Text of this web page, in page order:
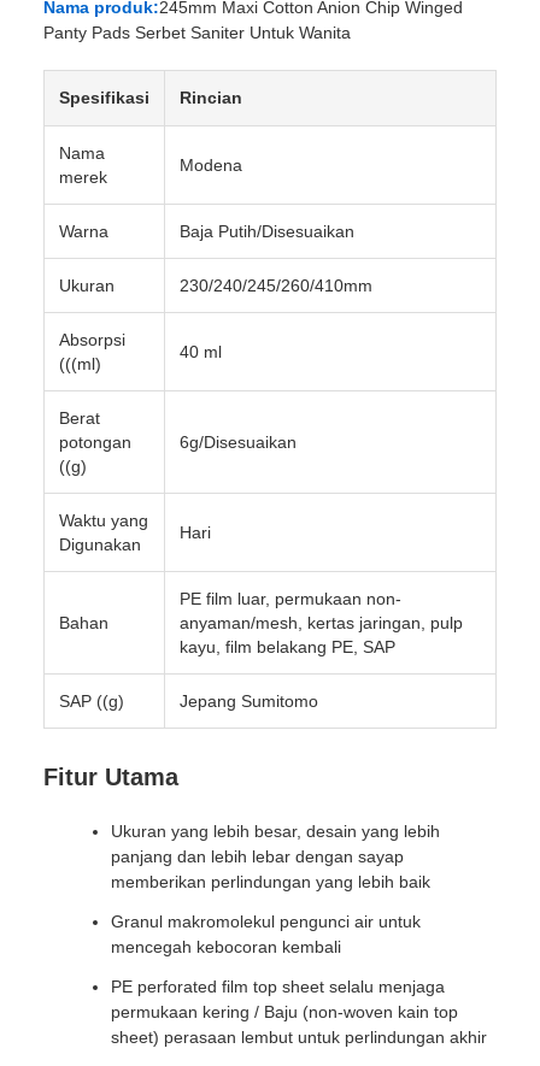
Nama produk:245mm Maxi Cotton Anion Chip Winged
Panty Pads Serbet Saniter Untuk Wanita
Spesifikasi Rincian
Nama
merek
Modena
Warna Baja Putih/Disesuaikan
Ukuran 230/240/245/260/410mm
Absorpsi
(((ml)
40 ml
Berat
potongan
((g)
6g/Disesuaikan
Waktu yang
Digunakan
Hari
Bahan
PE film luar, permukaan non-
anyaman/mesh, kertas jaringan, pulp
kayu, film belakang PE, SAP
SAP ((g) Jepang Sumitomo
Fitur Utama
Ukuran yang lebih besar, desain yang lebih
panjang dan lebih lebar dengan sayap
memberikan perlindungan yang lebih baik
Granul makromolekul pengunci air untuk
mencegah kebocoran kembali
PE perforated film top sheet selalu menjaga
permukaan kering / Baju (non-woven kain top
sheet) perasaan lembut untuk perlindungan akhir